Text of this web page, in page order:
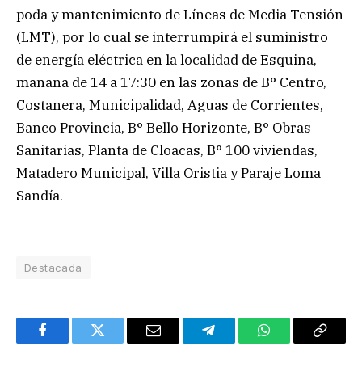
poda y mantenimiento de Líneas de Media Tensión
(LMT), por lo cual se interrumpirá el suministro
de energía eléctrica en la localidad de Esquina,
mañana de 14 a 17:30 en las zonas de B° Centro,
Costanera, Municipalidad, Aguas de Corrientes,
Banco Provincia, B° Bello Horizonte, B° Obras
Sanitarias, Planta de Cloacas, B° 100 viviendas,
Matadero Municipal, Villa Oristia y Paraje Loma
Sandía.
Destacada
FacebookTwitter Email TelegramWhatsAppCopy